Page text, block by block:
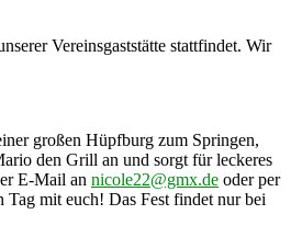
Vereinsgaststätte stattfindet. Wir
großen Hüpfburg zum Springen,
den Grill an und sorgt für leckeres
E-Mail an nicole22@gmx.de oder per
mit euch! Das Fest findet nur bei